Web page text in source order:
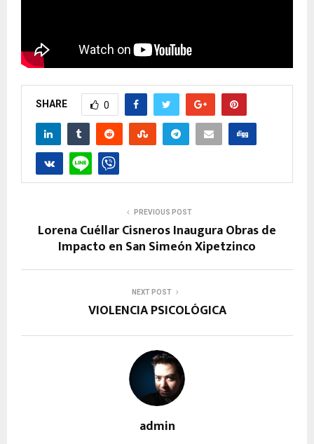
SHARE 0
PREVIOUS POST
Lorena Cuéllar Cisneros Inaugura Obras de
Impacto en San Simeón Xipetzinco
NEXT POST
VIOLENCIA PSICOLÓGICA
admin